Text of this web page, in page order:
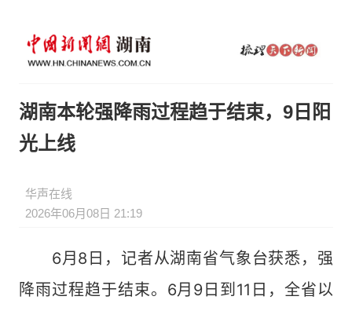
湖南本轮强降雨过程趋于结束，9日阳
光上线
华声在线
2026年06月08日 21:19
6月8日，记者从湖南省气象台获悉，强
降雨过程趋于结束。6月9日到11日，全省以